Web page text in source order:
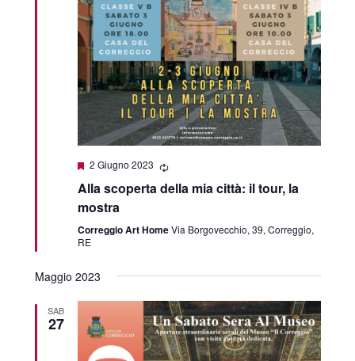
Featured
2 Giugno 2023
Alla scoperta della mia città: il tour, la
mostra
Correggio Art HomeVia Borgovecchio, 39, Correggio,
RE
Maggio 2023
SAB
27